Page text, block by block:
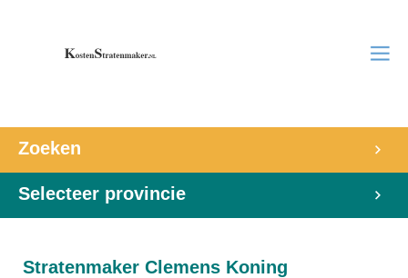
Zoeken
Selecteer provincie
Stratenmaker Clemens Koning